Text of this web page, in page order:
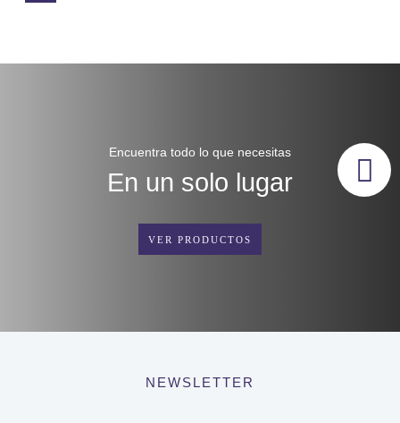
Encuentra todo lo que necesitas
En un solo lugar
VER PRODUCTOS
NEWSLETTER